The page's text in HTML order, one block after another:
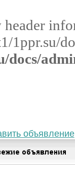
1ppr.su/
docs/